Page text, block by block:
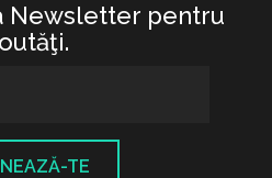
Newsletter pentru
TE